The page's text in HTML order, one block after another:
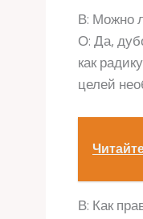
В: Можно
О: Да,
как
целей
В: Как